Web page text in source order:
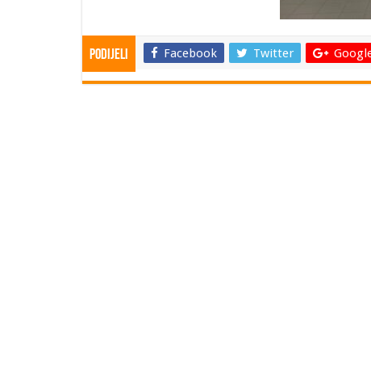
Podijeli Facebook Twitter